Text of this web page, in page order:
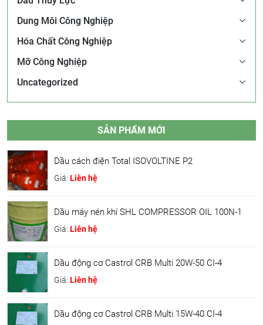
Dung Môi Công Nghiệp
Hóa Chất Công Nghiệp
Mỡ Công Nghiệp
Uncategorized
SẢN PHẨM MỚI
Dầu cách điện Total ISOVOLTINE P2
Giá: Liên hệ
Dầu máy nén khí SHL COMPRESSOR OIL 100N-1
Giá: Liên hệ
Dầu động cơ Castrol CRB Multi 20W-50 CI-4
Giá: Liên hệ
Dầu động cơ Castrol CRB Multi 15W-40 CI-4